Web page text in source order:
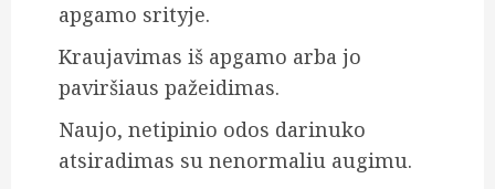
apgamo srityje.
Kraujavimas iš apgamo arba jo
paviršiaus pažeidimas.
Naujo, netipinio odos darinuko
atsiradimas su nenormaliu augimu.